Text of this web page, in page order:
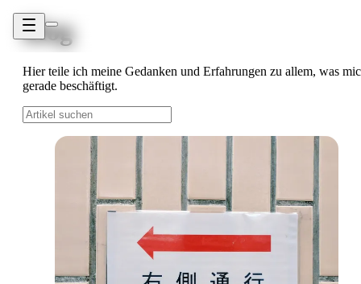
Blog
Hier teile ich meine Gedanken und Erfahrungen zu allem, was
gerade beschäftigt.